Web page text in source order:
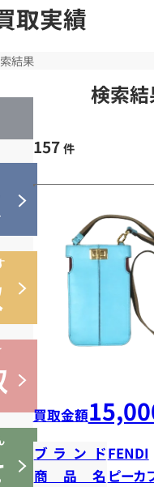
取実績
結果
検索
157 件
買取金額
ブランドFENDI
商品名 ピーカ